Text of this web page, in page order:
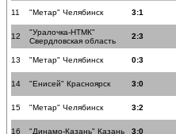
11 "Метар" Челябинск 3:1
12
"Уралочка-НТМК"
Свердловская область
2:3
13 "Метар" Челябинск 0:3
14 "Енисей" Красноярск 3:0
15 "Метар" Челябинск 3:2
16 "Динамо-Казань" Казань 3:0